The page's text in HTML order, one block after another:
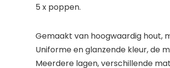
5 x poppen.
Gemaakt van hoogwaardig hout,
Uniforme en glanzende kleur, de
Meerdere lagen, verschillende